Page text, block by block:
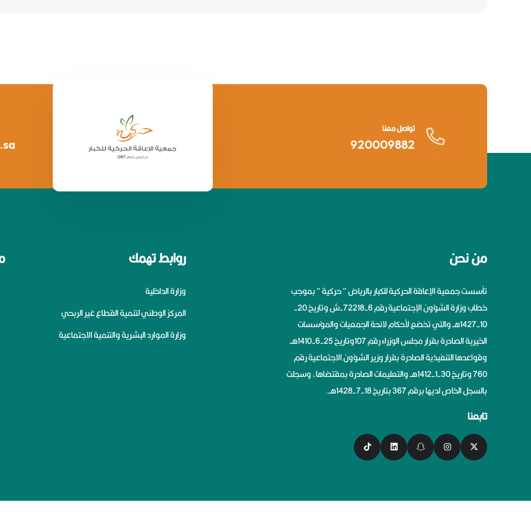
تواصل معنا
920009882
من نحن
تأسست جمعية الإعاقة الحركية للكبار بالرياض ” حركية ” بموجب
خطاب وزارة الشؤون الإجتماعية رقم 6-72218-ش وتاريخ 20-
10-1427هــ والتي تخضع لأحكام لائحة الجمعيات والمؤسسات
الخيرية الصادرة بقرار مجلس الوزراء رقم 107وتاريخ 25-6-1410هــ
وقواعدها التنفيذية الصادرة بقرار وزير الشؤون الاجتماعية رقم
760 وتاريخ 30-1-1412هــ والتعليمات الصادرة بمقتضاها، وسجلت
بالسجل الخاص لديها برقم 367 بتاريخ 18-7-1428هــ.
تابعنا
روابط تهمك
وزارة الداخلية
المركز الوطني لتنمية القطاع غير الربحي
وزارة الموارد البشرية والتنمية الاجتماعية